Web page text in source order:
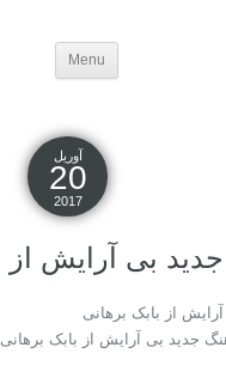
Menu
آوریل
20
2017
بی آرایش از
از بابک برهانی
جدید بی آرایش از بابک برهانی